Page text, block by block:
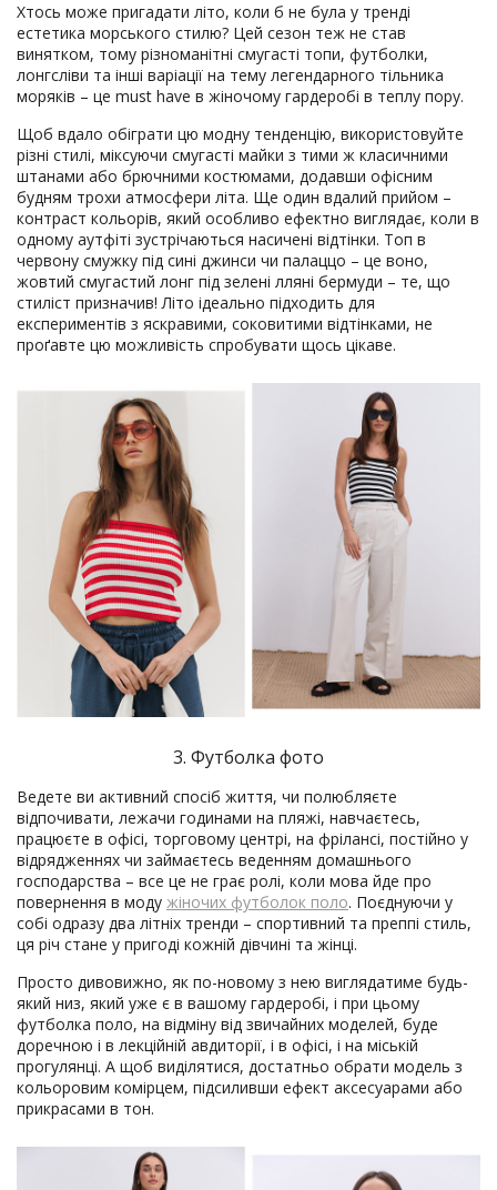
Хтось може пригадати літо, коли б не була у тренді
естетика морського стилю? Цей сезон теж не став
винятком, тому різноманітні смугасті топи, футболки,
лонгсліви та інші варіації на тему легендарного тільника
моряків – це must have в жіночому гардеробі в теплу пору.
Щоб вдало обіграти цю модну тенденцію, використовуйте
різні стилі, міксуючи смугасті майки з тими ж класичними
штанами або брючними костюмами, додавши офісним
будням трохи атмосфери літа. Ще один вдалий прийом –
контраст кольорів, який особливо ефектно виглядає, коли в
одному аутфіті зустрічаються насичені відтінки. Топ в
червону смужку під сині джинси чи палаццо – це воно,
жовтий смугастий лонг під зелені лляні бермуди – те, що
стиліст призначив! Літо ідеально підходить для
експериментів з яскравими, соковитими відтінками, не
проґавте цю можливість спробувати щось цікаве.
3. Футболка фото
Ведете ви активний спосіб життя, чи полюбляєте
відпочивати, лежачи годинами на пляжі, навчаєтесь,
працюєте в офісі, торговому центрі, на фрілансі, постійно у
відрядженнях чи займаєтесь веденням домашнього
господарства – все це не грає ролі, коли мова йде про
повернення в моду жіночих футболок поло. Поєднуючи у
собі одразу два літніх тренди – спортивний та преппі стиль,
ця річ стане у пригоді кожній дівчині та жінці.
Просто дивовижно, як по-новому з нею виглядатиме будь-
який низ, який уже є в вашому гардеробі, і при цьому
футболка поло, на відміну від звичайних моделей, буде
доречною і в лекційній авдиторії, і в офісі, і на міській
прогулянці. А щоб виділятися, достатньо обрати модель з
кольоровим комірцем, підсиливши ефект аксесуарами або
прикрасами в тон.